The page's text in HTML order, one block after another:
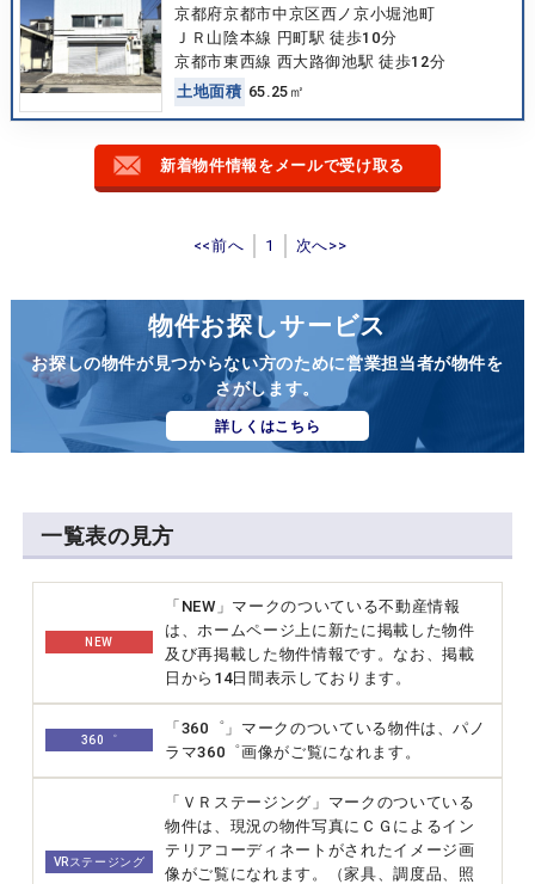
京都府京都市中京区西ノ京小堀池町
ＪＲ山陰本線 円町駅 徒歩10分
京都市東西線 西大路御池駅 徒歩12分
土地面積 65.25㎡
新着物件情報をメールで受け取る
<<前へ 1 次へ>>
物件お探しサービス
お探しの物件が見つからない方のために営業担当者が物件を
さがします。
詳しくはこちら
一覧表の見方
NEW
「NEW」マークのついている不動産情報
は、ホームページ上に新たに掲載した物件
及び再掲載した物件情報です。なお、掲載
日から14日間表示しております。
360゜
「360゜」マークのついている物件は、パノ
ラマ360゜画像がご覧になれます。
VRステージング
「ＶＲステージング」マークのついている
物件は、現況の物件写真にＣＧによるイン
テリアコーディネートがされたイメージ画
像がご覧になれます。（家具、調度品、照